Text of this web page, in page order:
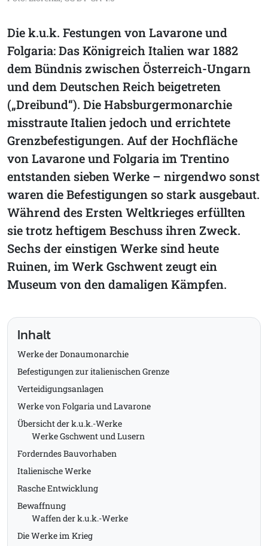
Die k.u.k. Festungen von Lavarone und
Folgaria: Das Königreich Italien war 1882
dem Bündnis zwischen Österreich-Ungarn
und dem Deutschen Reich beigetreten
(„Dreibund“). Die Habsburgermonarchie
misstraute Italien jedoch und errichtete
Grenzbefestigungen. Auf der Hochfläche
von Lavarone und Folgaria im Trentino
entstanden sieben Werke – nirgendwo sonst
waren die Befestigungen so stark ausgebaut.
Während des Ersten Weltkrieges erfüllten
sie trotz heftigem Beschuss ihren Zweck.
Sechs der einstigen Werke sind heute
Ruinen, im Werk Gschwent zeugt ein
Museum von den damaligen Kämpfen.
Inhalt
Werke der Donaumonarchie
Befestigungen zur italienischen Grenze
Verteidigungsanlagen
Werke von Folgaria und Lavarone
Übersicht der k.u.k.-Werke
Werke Gschwent und Lusern
Forderndes Bauvorhaben
Italienische Werke
Rasche Entwicklung
Bewaffnung
Waffen der k.u.k.-Werke
Die Werke im Krieg